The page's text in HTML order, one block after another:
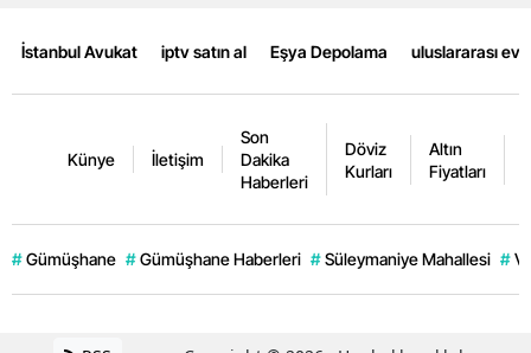
Kastamonu
Kayseri
Kırklareli
Kırşehir
Konya
İstanbul Avukat iptv satın al Eşya Depolama uluslararası
Künye İletişim
Son
Dakika
Haberleri
Döviz
Kurları
Altın
Fiyatları
# Gümüşhane # Gümüşhane Haberleri # Süleymaniye Mahallesi #